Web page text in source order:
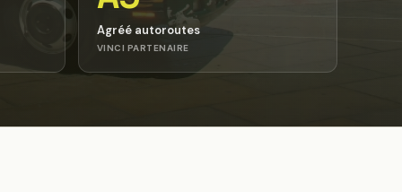
Agréé autoroutes
VINCI PARTENAIRE